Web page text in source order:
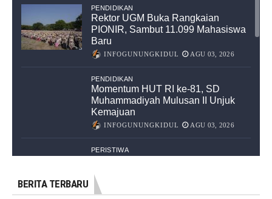
PENDIDIKAN
Rektor UGM Buka Rangkaian
PIONIR, Sambut 11.099 Mahasiswa
Baru
INFOGUNUNGKIDUL AGU 03, 2026
PENDIDIKAN
Momentum HUT RI ke-81, SD
Muhammadiyah Mulusan II Unjuk
Kemajuan
INFOGUNUNGKIDUL AGU 03, 2026
PERISTIWA
BERITA TERBARU